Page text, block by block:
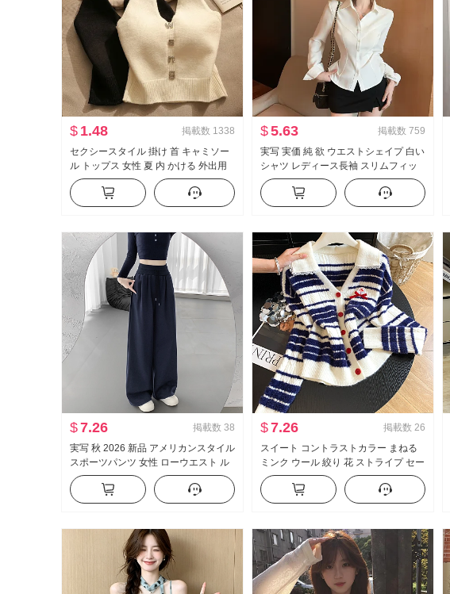
$ 1.48 掲載数 1338
セクシースタイル 掛け 首 キャミソー
ル トップス 女性 夏 内 かける 外出用
み 背中 スリムフィット デザイン 感 オ
フショルダー ショート丈 ニット ベス
ト
$5.63 掲載数 759
実写 実価 純 欲 ウエストシェイプ 白い
シャツ レディース長袖 スリムフィッ
ト セクシー タイトフィット シャツ ol
制服 キャリア 作業服
$7.26 掲載数 38
実写 秋 2026 新品 アメリカンスタイル
スポーツパンツ 女性 ローウエスト ル
ーズフィット ルーズ ワイド 脚 カジュ
アル ガード ズボン ワイドパンツ サブ
$7.26 掲載数 26
スイート コントラストカラー まねる
ミンク ウール 絞り 花 ストライプ セー
ター スリム効果 Vネック オープンカ
ラー レース ニット カーディガン